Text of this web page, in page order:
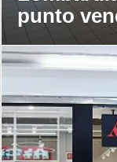
punto